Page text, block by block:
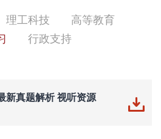
理工科技
高等教育
行政支持
新真题解析 视听资源